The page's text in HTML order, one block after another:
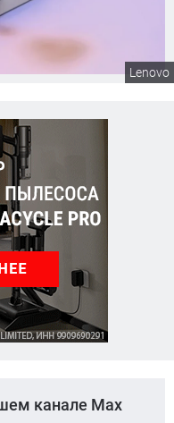
Lenovo
канале Max